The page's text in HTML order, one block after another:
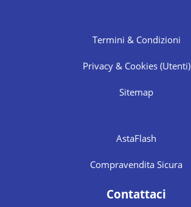
Termini & Condizioni
Privacy & Cookies (Utenti)
Sitemap
AstaFlash
Compravendita Sicura
Contattaci